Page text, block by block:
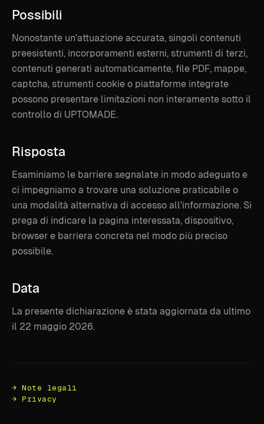
Possibili
Nonostante un'attuazione accurata, singoli contenuti
preesistenti, incorporamenti esterni, strumenti di terzi,
contenuti generati automaticamente, file PDF, mappe,
captcha, strumenti cookie o piattaforme integrate
possono presentare limitazioni non interamente sotto il
controllo di UPTOMADE.
Risposta
Esaminiamo le barriere segnalate in modo adeguato e
ci impegniamo a trovare una soluzione praticabile o
una modalità alternativa di accesso all'informazione. Si
prega di indicare la pagina interessata, dispositivo,
browser e barriera concreta nel modo più preciso
possibile.
Data
La presente dichiarazione è stata aggiornata da ultimo
il 22 maggio 2026.
→ Note legali
→ Privacy